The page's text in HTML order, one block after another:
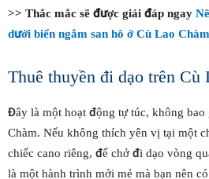
>> Thắc mắc sẽ được giải đáp ngay
dưới biển ngắm san hô ở Cù Lao Chàm
Thuê thuyền đi dạo trên Cù
Đây là một hoạt động tự túc, không
Chàm. Nếu không thích yên vị tại một
chiếc cano riêng, để chở đi dạo vòng
là một hành trình mới mẻ mà bạn nên